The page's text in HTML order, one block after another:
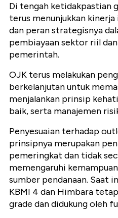
Di tengah ketidakpastian
terus menunjukkan
dan peran strategisnya
pembiayaan sektor riil
pemerintah.
OJK terus melakukan
berkelanjutan untuk
menjalankan prinsip
baik, serta manajemen
Penyesuaian terhadap
prinsipnya merupakan
pemeringkat dan tidak
memengaruhi
sumber pendanaan. Saat
KBMI 4 dan Himbara
grade dan didukung oleh